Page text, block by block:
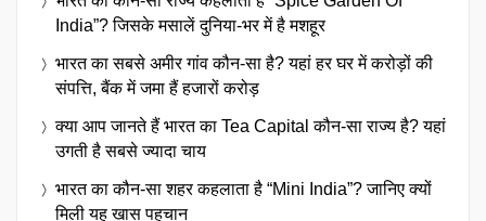
India”? जिसके मसालें दुनिया-भर में है मशहूर
भारत का सबसे अमीर गांव कौन-सा है? यहां हर घर में करोड़ों की
संपत्ति, बैंक में जमा हैं हजारों करोड़
क्या आप जानते हैं भारत का Tea Capital कौन-सा राज्य है? यहां
उगती है सबसे ज्यादा चाय
भारत का कौन-सा शहर कहलाता है “Mini India”? जानिए क्यों
मिली यह खास पहचान